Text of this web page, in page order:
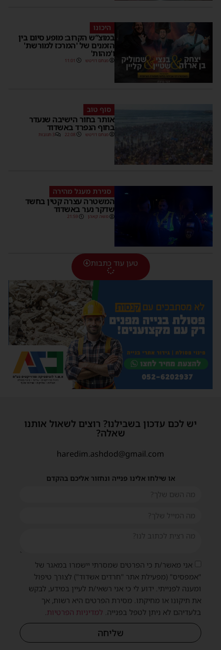
היכונו
במוצ”ש הקרוב: מופע סיום בין
הזמנים של 'המרכז למורשת'
ו'מהות'
מנחם דויטש 11:01
סוף טוב
אותר בחור הישיבה שנעדר
בחוף הנפרד באשדוד
מנחם דויטש 22:08 3 תגובות
סגירת מעגל מהירה
המשטרה עצרה קטין בחשד
שדקר נער באשדוד
משה קאהן 21:59
טען עוד כתבות
יש לכם עדכון בשבילנו? רוצים לשאול אותנו
שאלה?
haredim.ashdod@gmail.com
או שילחו אלינו פנייה ונחזור אליכם בהקדם
אני מאשר/ת כי הפרטים שמסרתי יישמרו במאגר של
"אמפסיס" (מפעילת אתר "חרדים אשדוד") לצורך טיפול
ומענה לפנייתי. ידוע לי כי אני רשאי/ת לעיין במידע, לבקש
את תיקונו או מחיקתו. מסירת הפרטים היא רשות, אך
בלעדיהם לא ניתן לטפל בפנייה.למדיניות הפרטיות.
שליחה